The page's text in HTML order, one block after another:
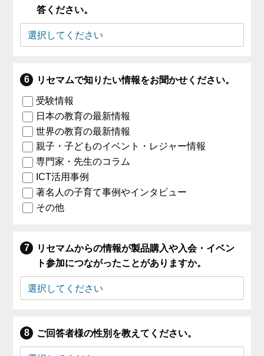
答ください。
リセマムで知りたい情報をお聞かせください。
受験情報
日本の教育の最新情報
世界の教育の最新情報
親子・子どものイベント・レジャー情報
専門家・先生のコラム
ICT活用事例
著名人の子育て事例やインタビュー
その他
リセマムからの情報が製品購入や入会・イベン
ト参加につながったことがありますか。
ご回答者様の性別を教えてください。